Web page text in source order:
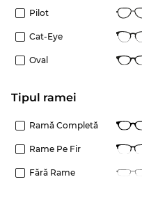
Pilot
Cat-Eye
Oval
Tipul ramei
Ramă Completă
Rame Pe Fir
Fără Rame